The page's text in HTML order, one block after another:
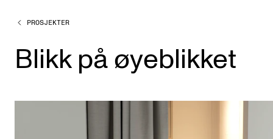
STUDIER
Alle studier
Bachelor
PROSJEKTER
Blikk på øyeblikket